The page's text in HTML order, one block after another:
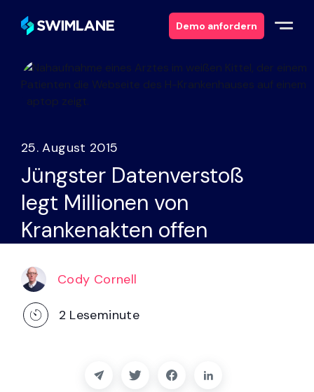
Demo anfordern
Warum Swimlane
Produkte
Dienstleistungen
Ressourcen
Über
Partner
25. August 2015
Jüngster Datenverstoß
legt Millionen von
Krankenakten offen
Cody Cornell
2 Leseminute